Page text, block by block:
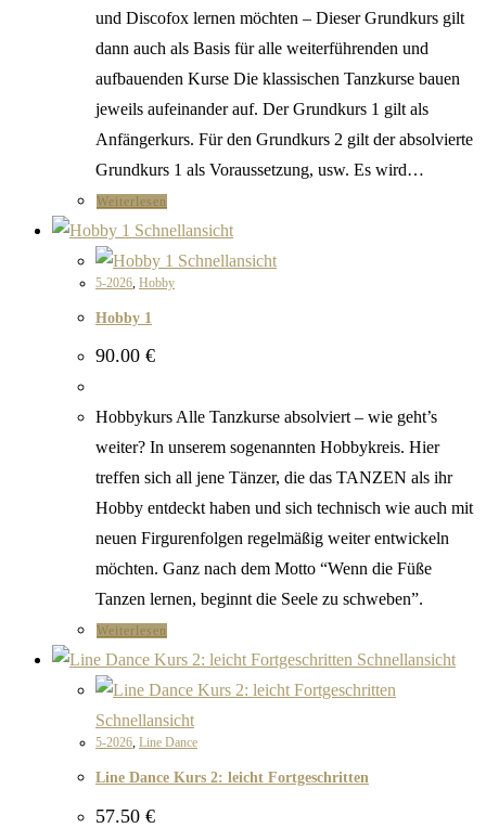
und Discofox lernen möchten – Dieser Grundkurs gilt
dann auch als Basis für alle weiterführenden und
aufbauenden Kurse Die klassischen Tanzkurse bauen
jeweils aufeinander auf. Der Grundkurs 1 gilt als
Anfängerkurs. Für den Grundkurs 2 gilt der absolvierte
Grundkurs 1 als Voraussetzung, usw. Es wird…
Weiterlesen
Schnellansicht
Schnellansicht
5-2026, Hobby
Hobby 1
90.00 €
Hobbykurs Alle Tanzkurse absolviert – wie geht’s
weiter? In unserem sogenannten Hobbykreis. Hier
treffen sich all jene Tänzer, die das TANZEN als ihr
Hobby entdeckt haben und sich technisch wie auch mit
neuen Firgurenfolgen regelmäßig weiter entwickeln
möchten. Ganz nach dem Motto “Wenn die Füße
Tanzen lernen, beginnt die Seele zu schweben”.
Weiterlesen
Schnellansicht
Schnellansicht
5-2026, Line Dance
Line Dance Kurs 2: leicht Fortgeschritten
57.50 €